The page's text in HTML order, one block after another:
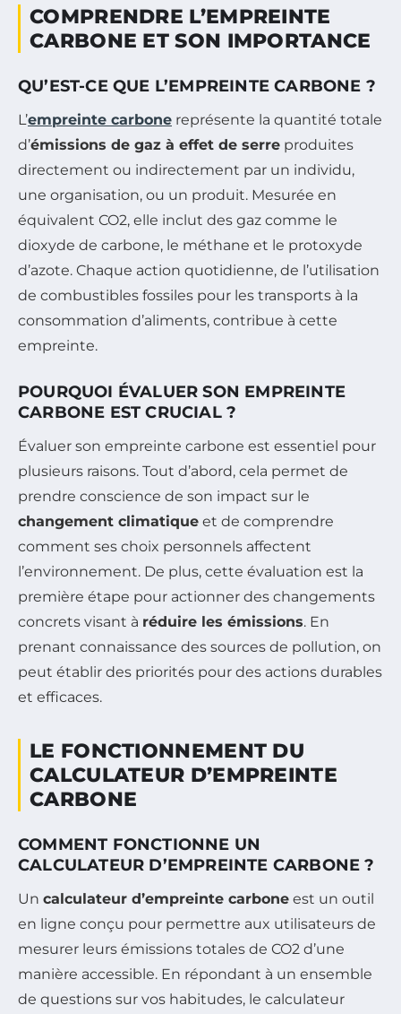
COMPRENDRE L’EMPREINTE
CARBONE ET SON IMPORTANCE
QU’EST-CE QUE L’EMPREINTE CARBONE ?
L’empreinte carbone représente la quantité totale
d’émissions de gaz à effet de serre produites
directement ou indirectement par un individu,
une organisation, ou un produit. Mesurée en
équivalent CO2, elle inclut des gaz comme le
dioxyde de carbone, le méthane et le protoxyde
d’azote. Chaque action quotidienne, de l’utilisation
de combustibles fossiles pour les transports à la
consommation d’aliments, contribue à cette
empreinte.
POURQUOI ÉVALUER SON EMPREINTE
CARBONE EST CRUCIAL ?
Évaluer son empreinte carbone est essentiel pour
plusieurs raisons. Tout d’abord, cela permet de
prendre conscience de son impact sur le
changement climatique et de comprendre
comment ses choix personnels affectent
l’environnement. De plus, cette évaluation est la
première étape pour actionner des changements
concrets visant à réduire les émissions. En
prenant connaissance des sources de pollution, on
peut établir des priorités pour des actions durables
et efficaces.
LE FONCTIONNEMENT DU
CALCULATEUR D’EMPREINTE
CARBONE
COMMENT FONCTIONNE UN
CALCULATEUR D’EMPREINTE CARBONE ?
Un calculateur d’empreinte carbone est un outil
en ligne conçu pour permettre aux utilisateurs de
mesurer leurs émissions totales de CO2 d’une
manière accessible. En répondant à un ensemble
de questions sur vos habitudes, le calculateur